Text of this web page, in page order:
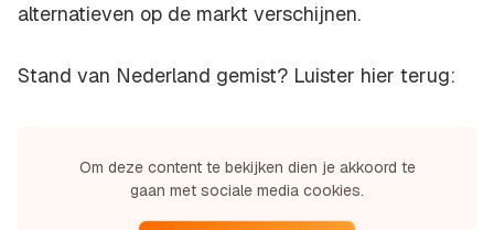
alternatieven op de markt verschijnen.
Stand van Nederland gemist? Luister hier terug:
Om deze content te bekijken dien je akkoord te
gaan met sociale media cookies.